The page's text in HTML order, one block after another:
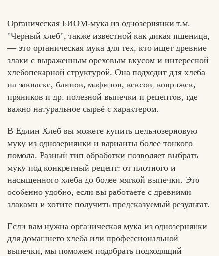
Органическая БИОМ-мука из однозернянки т.м.
"Черный хлеб", также известной как дикая пшеница,
— это органическая мука для тех, кто ищет древние
злаки с выраженным ореховым вкусом и интересной
хлебопекарной структурой. Она подходит для хлеба
на закваске, блинов, мафинов, кексов, коврижек,
пряников и др. полезной выпечки и рецептов, где
важно натуральное сырьё с характером.
В Едлин Хлеб вы можете купить цельнозерновую
муку из однозернянки и варианты более тонкого
помола. Разный тип обработки позволяет выбрать
муку под конкретный рецепт: от плотного и
насыщенного хлеба до более мягкой выпечки. Это
особенно удобно, если вы работаете с древними
злаками и хотите получить предсказуемый результат.
Если вам нужна органическая мука из однозернянки
для домашнего хлеба или профессиональной
выпечки, мы поможем подобрать подходящий